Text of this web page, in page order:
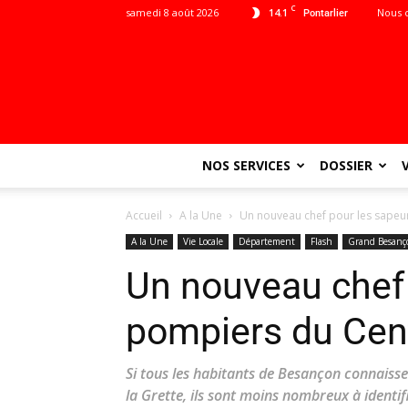
14.1 C Pontarlier
samedi 8 août 2026 Nous
NOS SERVICES DOSSIER
Accueil A la Une Un nouveau chef pour les
A la Une Vie Locale Département Flash Grand
Un nouveau
pompiers du
Si tous les habitants de Besançon
la Grette, ils sont moins nombreux à